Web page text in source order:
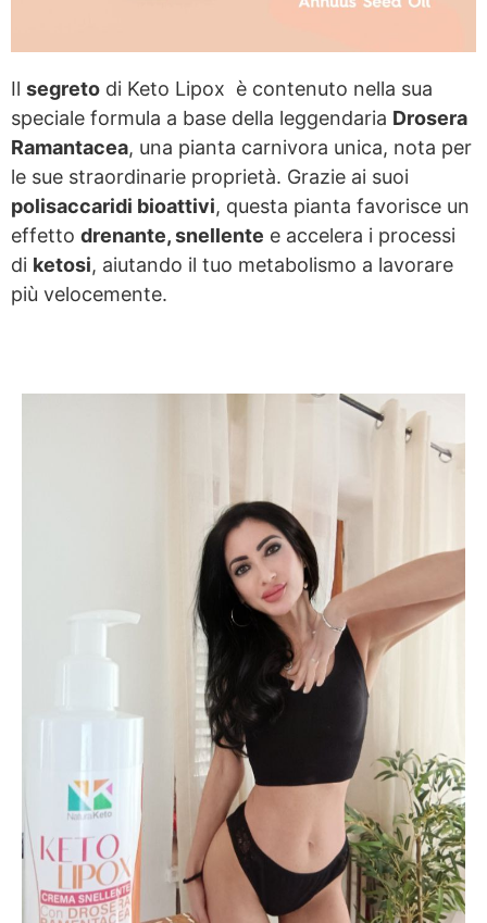
Il segreto di Keto Lipox è contenuto nella sua
speciale formula a base della leggendaria Drosera
Ramantacea, una pianta carnivora unica, nota per
le sue straordinarie proprietà. Grazie ai suoi
polisaccaridi bioattivi, questa pianta favorisce un
effetto drenante, snellente e accelera i processi
di ketosi, aiutando il tuo metabolismo a lavorare
più velocemente.